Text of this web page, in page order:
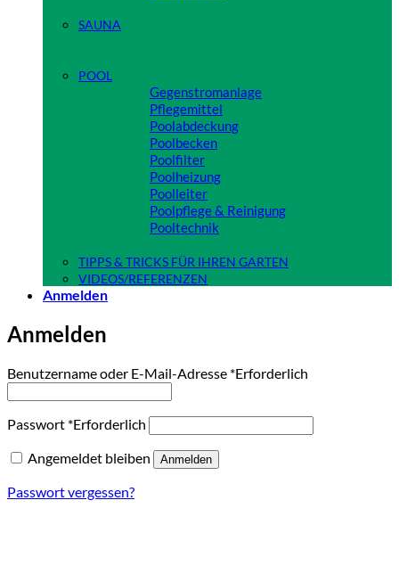
SAUNA
POOL
Gegenstromanlage
Pflegemittel
Poolabdeckung
Poolbecken
Poolfilter
Poolheizung
Poolleiter
Poolpflege & Reinigung
Pooltechnik
TIPPS & TRICKS FÜR IHREN GARTEN
VIDEOS/REFERENZEN
Anmelden
Anmelden
Benutzername oder E-Mail-Adresse *Erforderlich
Passwort *Erforderlich
Angemeldet bleiben
Anmelden
Passwort vergessen?